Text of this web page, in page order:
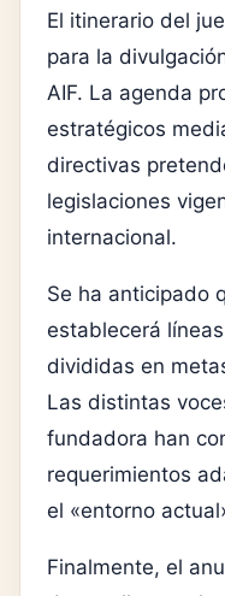
El itinerario del
para la
AIF. La agenda
estratégicos
directivas
legislaciones
internacional.
Se ha anticipado
establecerá
divididas en
Las distintas
fundadora han
requerimientos
el «entorno
Finalmente, el